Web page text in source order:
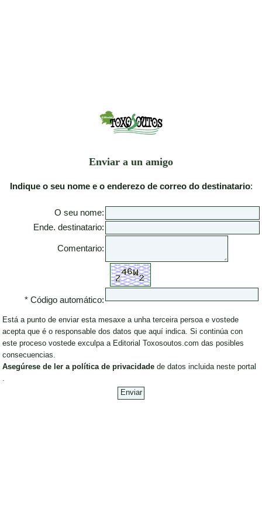
Enviar a un amigo
Indique o seu nome e o enderezo de correo do destinatario:
O seu nome:
Ende. destinatario:
Comentario:
* Código automático:
Está a punto de enviar esta mesaxe a unha terceira persoa e vostede
acepta que é o responsable dos datos que aquí indica. Si continúa con
este proceso vostede exculpa a Editorial Toxosoutos.com das posibles
consecuencias.
Asegúrese de ler a política de privacidade de datos incluida neste portal
.